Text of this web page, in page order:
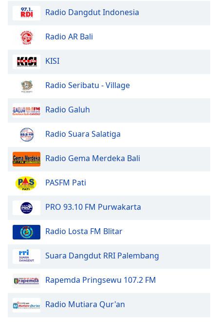
Opacity
Size
Edge
Font
Family
Done
Dialog
Radio Dangdut Indonesia
Radio AR Bali
KISI
Radio Seribatu - Village
Radio Galuh
Radio Suara Salatiga
Radio Gema Merdeka Bali
PASFM Pati
PRO 93.10 FM Purwakarta
Radio Losta FM Blitar
Suara Dangdut RRI Palembang
Rapemda Pringsewu 107.2 FM
Radio Mutiara Qur'an